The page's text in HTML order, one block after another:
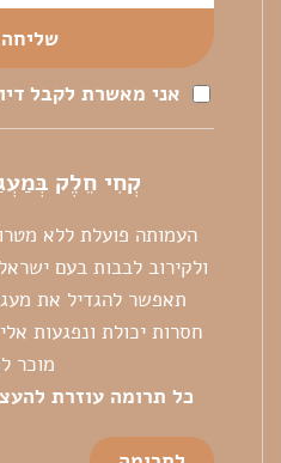
אני מאשרת לקבל
שליחה
קְחִי חֵלֶק
העמותה פועלת ללא
ולקירוב לבבות בעם
תאפשר להגדיל את
מוכר
כל תרומה עוזרת